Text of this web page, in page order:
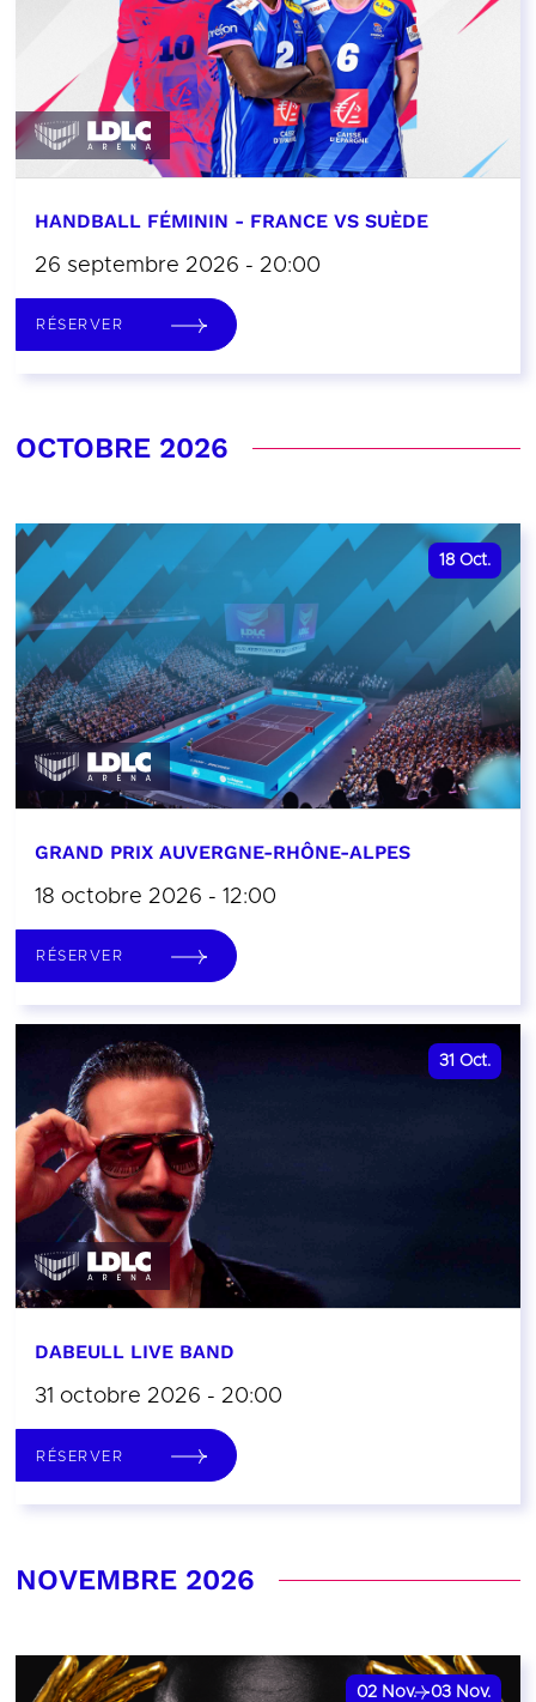
HANDBALL FÉMININ - FRANCE VS SUÈDE
26 septembre 2026 - 20:00
RÉSERVER
OCTOBRE 2026
18 Oct.
GRAND PRIX AUVERGNE-RHÔNE-ALPES
18 octobre 2026 - 12:00
RÉSERVER
31 Oct.
DABEULL LIVE BAND
31 octobre 2026 - 20:00
RÉSERVER
NOVEMBRE 2026
02 Nov. 03 Nov.